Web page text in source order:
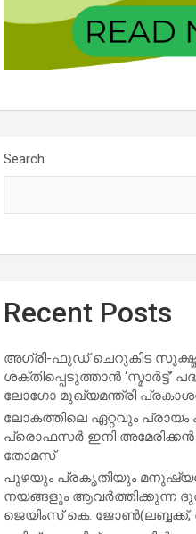
Search
Recent Posts
അഗ്രി-ഫുഡ് ചെറുകിട സൂക്ഷ്മ
ശക്തിപ്പെടുത്താന്‍ ‘സ്മാര്‍ട്ട്’
ലോഗോ മുഖ്യമന്ത്രി
ലോകത്തിലെ ഏറ്റവും
പ്രൊഫസർ ഇനി അമേരിക്കൻ
തോമസ്
പുഴയും പ്രകൃതിയും
നയങ്ങളും ആവർത്തിക്കുന്ന
ജെയിംസ് കെ.